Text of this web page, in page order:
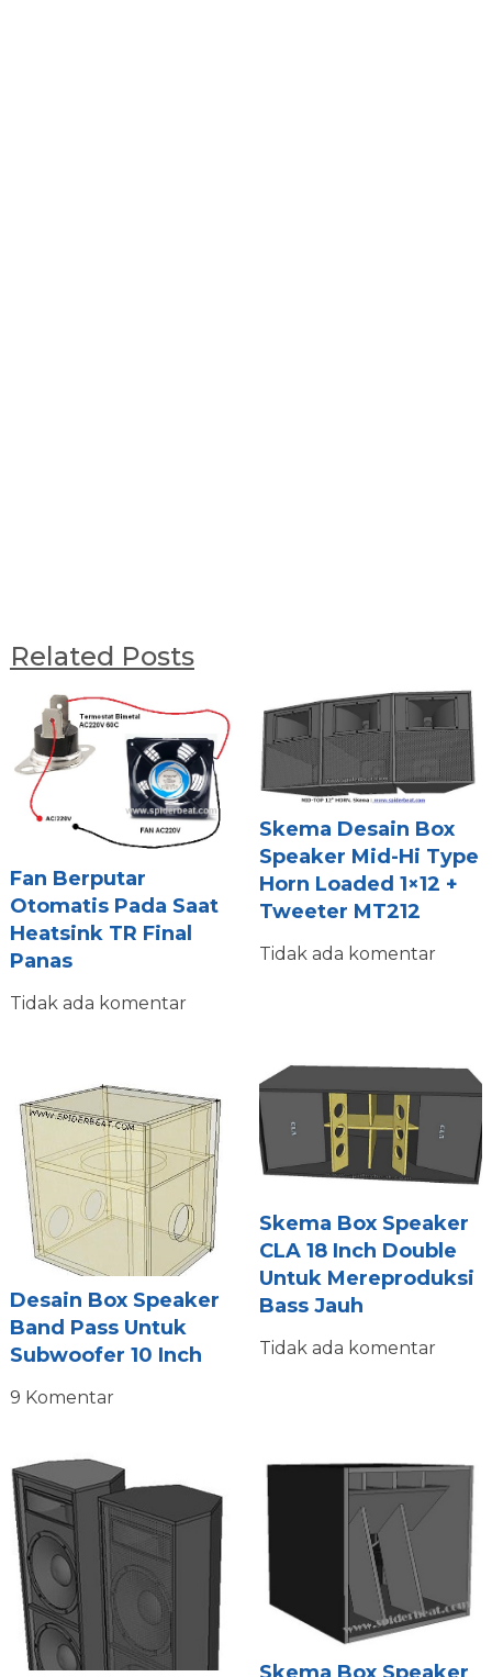
Related Posts
Fan Berputar
Otomatis Pada Saat
Heatsink TR Final
Panas
Tidak ada komentar
Skema Desain Box
Speaker Mid-Hi Type
Horn Loaded 1×12 +
Tweeter MT212
Tidak ada komentar
Desain Box Speaker
Band Pass Untuk
Subwoofer 10 Inch
9 Komentar
Skema Box Speaker
CLA 18 Inch Double
Untuk Mereproduksi
Bass Jauh
Tidak ada komentar